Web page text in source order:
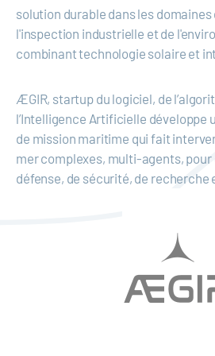
solution durable dans les
l'inspection industrielle et de
combinant technologie solaire et
ÆGIR, startup du logiciel, de
l’Intelligence Artificielle développe
de mission maritime qui fait
mer complexes, multi-agents, pour
défense, de sécurité, de recherche